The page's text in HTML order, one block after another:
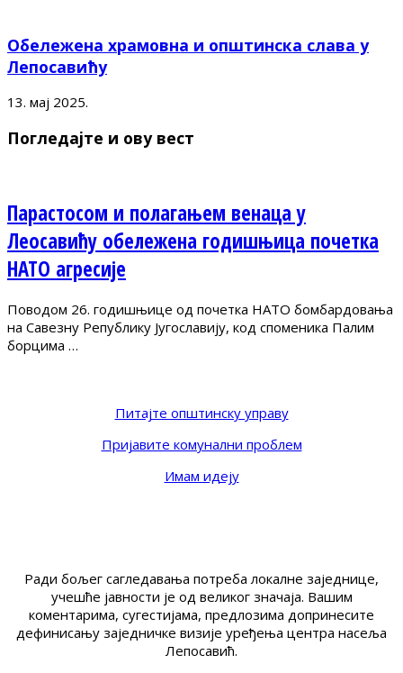
Обележена храмовна и општинска слава у
Лепосавићу
13. мај 2025.
Погледајте и ову вест
Парастосом и полагањем венаца у
Леосавићу обележена годишњица почетка
НАТО агресије
Поводом 26. годишњице од почетка НАТО бомбардовања
на Савезну Републику Југославију, код споменика Палим
борцима …
Питајте општинску управу
Пријавите комунални проблем
Имам идеју
Ради бољег сагледавања потреба локалне заједнице,
учешће јавности је од великог значаја. Вашим
коментарима, сугестијама, предлозима допринесите
дефинисању заједничке визије уређења центра насеља
Лепосавић.